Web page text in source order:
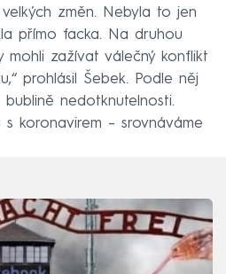
změn. Nebyla to jen
přímo facka. Na druhou
mohli zažívat válečný konflikt
prohlásil Šebek. Podle něj
nedotknutelnosti.
s koronavirem – srovnáváme